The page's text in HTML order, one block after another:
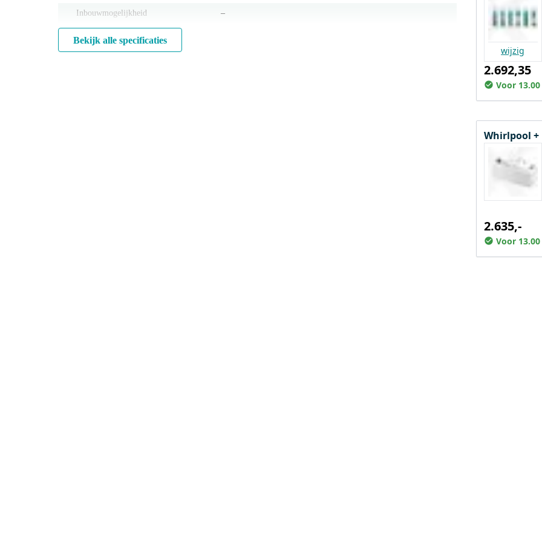
Inbouwmogelijkheid ‒
Bekijk alle specificaties
wijzig
2.692,35
Voor
Whirlpool +
2.635,-
Voor